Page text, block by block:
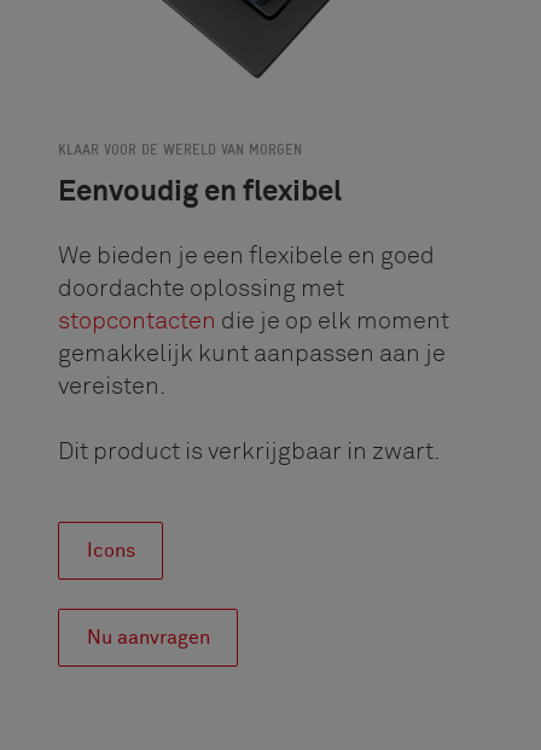
KLAAR VOOR DE WERELD VAN MORGEN
Eenvoudig en flexibel
We bieden je een flexibele en goed
doordachte oplossing met
stopcontacten die je op elk moment
gemakkelijk kunt aanpassen aan je
vereisten.
Dit product is verkrijgbaar in zwart.
Icons
Nu aanvragen